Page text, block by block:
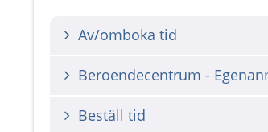
Av/omboka tid
Beroendecentrum -
Beställ tid